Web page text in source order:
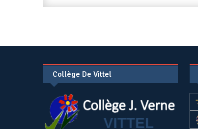
Collège De Vittel